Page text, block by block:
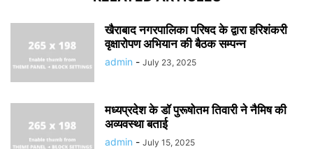
खैराबाद नगरपालिका परिषद के द्वारा हरिशंकरी
वृक्षारोपण अभियान की बैठक सम्पन्न
admin - July 23, 2025
मध्यप्रदेश के डॉ पुरूषोतम तिवारी ने नैमिष की
अव्यवस्था बताई
admin - July 15, 2025